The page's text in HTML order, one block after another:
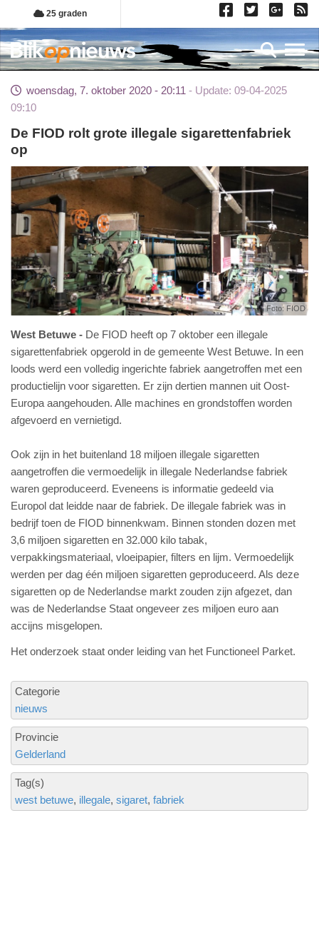
Overslaan
en
naar
de
gaan
25 graden
woensdag, 7. oktober 2020 - 20:11
Update: 09-04-2025
09:10
De FIOD rolt grote illegale sigarettenfabriek
op
Foto: FIOD
West Betuwe
De FIOD heeft op 7 oktober een illegale
sigarettenfabriek opgerold in de gemeente West Betuwe. In een
loods werd een volledig ingerichte fabriek aangetroffen met een
productielijn voor sigaretten. Er zijn dertien mannen uit Oost-
Europa aangehouden. Alle machines en grondstoffen worden
afgevoerd en vernietigd.
Ook zijn in het buitenland 18 miljoen illegale sigaretten
aangetroffen die vermoedelijk in illegale Nederlandse fabriek
waren geproduceerd. Eveneens is informatie gedeeld via
Europol dat leidde naar de fabriek. De illegale fabriek was in
bedrijf toen de FIOD binnenkwam. Binnen stonden dozen met
3,6 miljoen sigaretten en 32.000 kilo tabak,
verpakkingsmateriaal, vloeipapier, filters en lijm. Vermoedelijk
werden per dag één miljoen sigaretten geproduceerd. Als deze
sigaretten op de Nederlandse markt zouden zijn afgezet, dan
was de Nederlandse Staat ongeveer zes miljoen euro aan
accijns misgelopen.
Het onderzoek staat onder leiding van het Functioneel Parket.
Categorie
nieuws
Provincie
Gelderland
Tag(s)
west betuwe illegale sigaret fabriek